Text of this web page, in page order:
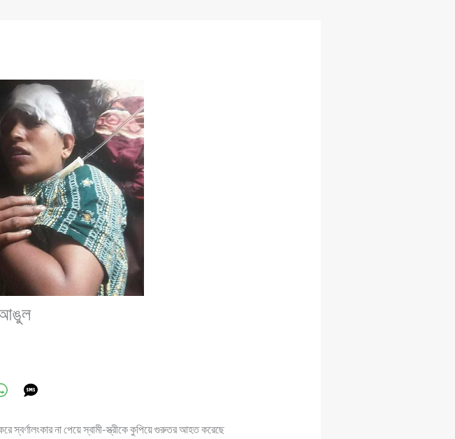
আঙুল
স্বর্ণালংকার না পেয়ে স্বামী-স্ত্রীকে কুপিয়ে গুরুতর আহত করেছে